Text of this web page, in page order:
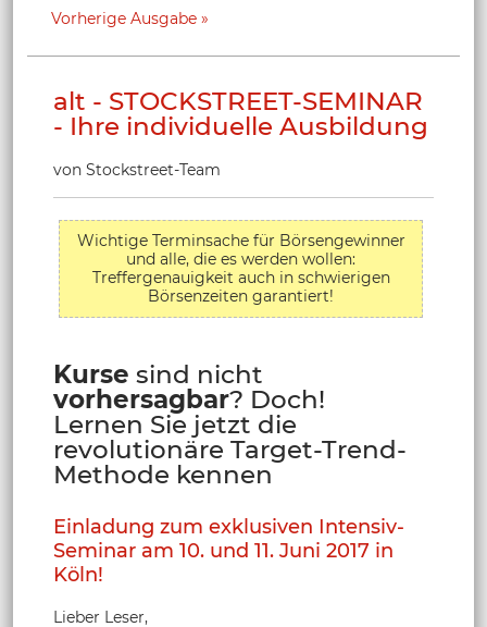
Vorherige Ausgabe
alt - STOCKSTREET-SEMINAR
- Ihre individuelle Ausbildung
von Stockstreet-Team
Wichtige Terminsache für Börsengewinner
und alle, die es werden wollen:
Treffergenauigkeit auch in schwierigen
Börsenzeiten garantiert!
Kurse sind nicht
vorhersagbar? Doch!
Lernen Sie jetzt die
revolutionäre Target-Trend-
Methode kennen
Einladung zum exklusiven Intensiv-
Seminar am 10. und 11. Juni 2017 in
Köln!
Lieber Leser,